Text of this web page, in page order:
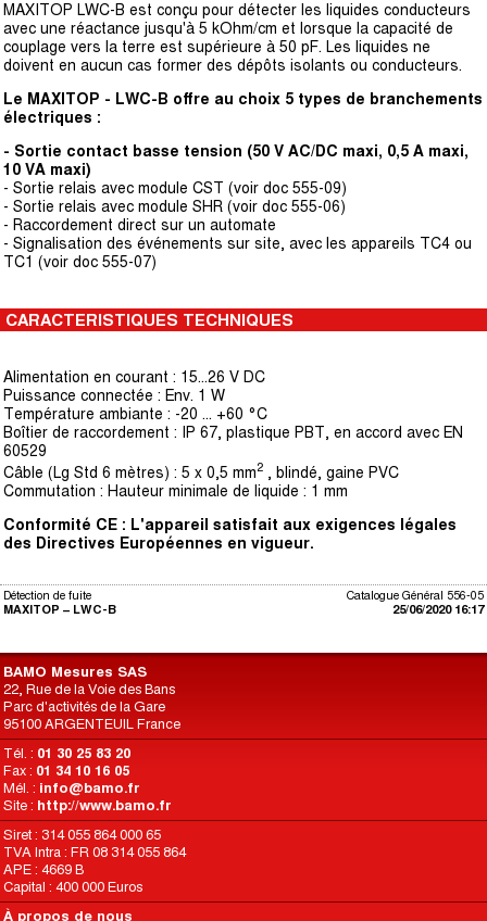
MAXITOP LWC-B est conçu pour détecter les liquides conducteurs
avec une réactance jusqu'à 5 kOhm/cm et lorsque la capacité de
couplage vers la terre est supérieure à 50 pF. Les liquides ne
doivent en aucun cas former des dépôts isolants ou conducteurs.
Le MAXITOP - LWC-B offre au choix 5 types de branchements
électriques :
- Sortie contact basse tension (50 V AC/DC maxi, 0,5 A maxi,
10 VA maxi)
- Sortie relais avec module CST (voir doc 555-09)
- Sortie relais avec module SHR (voir doc 555-06)
- Raccordement direct sur un automate
- Signalisation des événements sur site, avec les appareils TC4 ou
TC1 (voir doc 555-07)
CARACTERISTIQUES TECHNIQUES
Alimentation en courant : 15...26 V DC
Puissance connectée : Env. 1 W
Température ambiante : -20 ... +60 °C
Boîtier de raccordement : IP 67, plastique PBT, en accord avec EN
60529
Câble (Lg Std 6 mètres) : 5 x 0,5 mm2 , blindé, gaine PVC
Commutation : Hauteur minimale de liquide : 1 mm
Conformité CE : L'appareil satisfait aux exigences légales
des Directives Européennes en vigueur.
Catalogue Général 556-05
25/06/2020 16:17
Détection de fuite
MAXITOP – LWC-B
BAMO Mesures SAS
22, Rue de la Voie des Bans
Parc d'activités de la Gare
95100 ARGENTEUIL France
Tél. : 01 30 25 83 20
Fax : 01 34 10 16 05
Mél. : info@bamo.fr
Site : http://www.bamo.fr
Siret : 314 055 864 000 65
TVA Intra : FR 08 314 055 864
APE : 4669 B
Capital : 400 000 Euros
À propos de nous